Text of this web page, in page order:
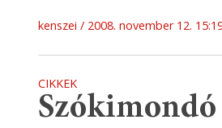
kenszei 2008. november 12.
CIKKEK